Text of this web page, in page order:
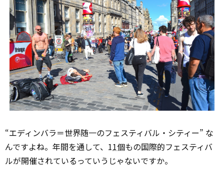
“エディンバラ＝世界随一のフェスティバル・シティー” な
んですよね。年間を通して、11個もの国際的フェスティバ
ルが開催されているっていうじゃないですか。